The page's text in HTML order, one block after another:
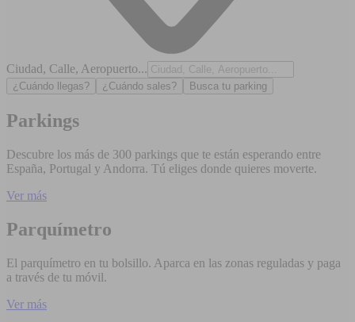
Ciudad, Calle, Aeropuerto...
¿Cuándo llegas? ¿Cuándo sales? Busca tu parking
Parkings
Descubre los más de 300 parkings que te están esperando entre
España, Portugal y Andorra. Tú eliges donde quieres moverte.
Ver más
Parquímetro
El parquímetro en tu bolsillo. Aparca en las zonas reguladas y paga
a través de tu móvil.
Ver más